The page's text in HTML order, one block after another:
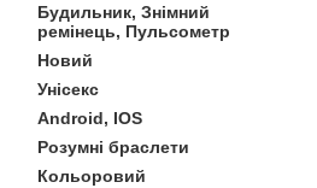
Будильник, Знімний
ремінець, Пульсометр
Новий
Унісекс
Android, IOS
Розумні браслети
Кольоровий